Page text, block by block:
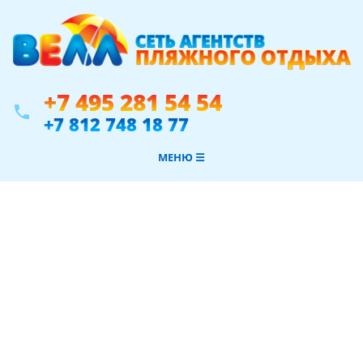
phone +7 495 281 54 54
+7 812 748 18 77
МЕНЮ ☰